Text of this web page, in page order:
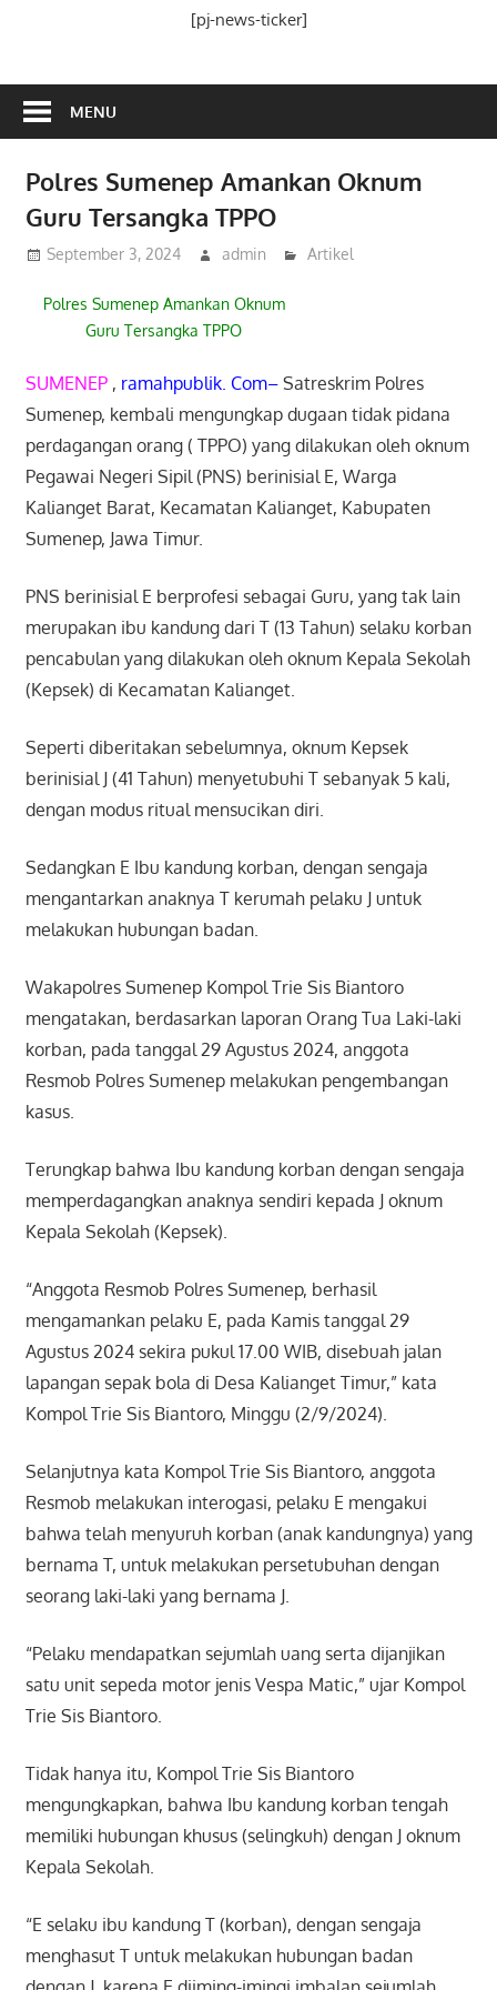
[pj-news-ticker]
MENU
Polres Sumenep Amankan Oknum
Guru Tersangka TPPO
September 3, 2024 admin Artikel
Polres Sumenep Amankan Oknum
Guru Tersangka TPPO
SUMENEP, ramahpublik. Com–Satreskrim Polres
Sumenep, kembali mengungkap dugaan tidak pidana
perdagangan orang ( TPPO) yang dilakukan oleh oknum
Pegawai Negeri Sipil (PNS) berinisial E, Warga
Kalianget Barat, Kecamatan Kalianget, Kabupaten
Sumenep, Jawa Timur.
PNS berinisial E berprofesi sebagai Guru, yang tak lain
merupakan ibu kandung dari T (13 Tahun) selaku korban
pencabulan yang dilakukan oleh oknum Kepala Sekolah
(Kepsek) di Kecamatan Kalianget.
Seperti diberitakan sebelumnya, oknum Kepsek
berinisial J (41 Tahun) menyetubuhi T sebanyak 5 kali,
dengan modus ritual mensucikan diri.
Sedangkan E Ibu kandung korban, dengan sengaja
mengantarkan anaknya T kerumah pelaku J untuk
melakukan hubungan badan.
Wakapolres Sumenep Kompol Trie Sis Biantoro
mengatakan, berdasarkan laporan Orang Tua Laki-laki
korban, pada tanggal 29 Agustus 2024, anggota
Resmob Polres Sumenep melakukan pengembangan
kasus.
Terungkap bahwa Ibu kandung korban dengan sengaja
memperdagangkan anaknya sendiri kepada J oknum
Kepala Sekolah (Kepsek).
“Anggota Resmob Polres Sumenep, berhasil
mengamankan pelaku E, pada Kamis tanggal 29
Agustus 2024 sekira pukul 17.00 WIB, disebuah jalan
lapangan sepak bola di Desa Kalianget Timur,” kata
Kompol Trie Sis Biantoro, Minggu (2/9/2024).
Selanjutnya kata Kompol Trie Sis Biantoro, anggota
Resmob melakukan interogasi, pelaku E mengakui
bahwa telah menyuruh korban (anak kandungnya) yang
bernama T, untuk melakukan persetubuhan dengan
seorang laki-laki yang bernama J.
“Pelaku mendapatkan sejumlah uang serta dijanjikan
satu unit sepeda motor jenis Vespa Matic,” ujar Kompol
Trie Sis Biantoro.
Tidak hanya itu, Kompol Trie Sis Biantoro
mengungkapkan, bahwa Ibu kandung korban tengah
memiliki hubungan khusus (selingkuh) dengan J oknum
Kepala Sekolah.
“E selaku ibu kandung T (korban), dengan sengaja
menghasut T untuk melakukan hubungan badan